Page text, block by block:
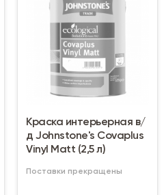
Краска интерьерная в/
д Johnstone's Covaplus
Vinyl Matt (2,5 л)
Поставки прекращены